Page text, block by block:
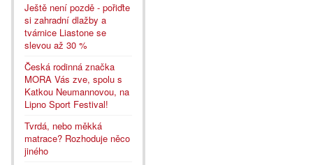
Ještě není pozdě - pořiďte
si zahradní dlažby a
tvárnice Liastone se
slevou až 30 %
Česká rodinná značka
MORA Vás zve, spolu s
Katkou Neumannovou, na
Lipno Sport Festival!
Tvrdá, nebo měkká
matrace? Rozhoduje něco
jiného